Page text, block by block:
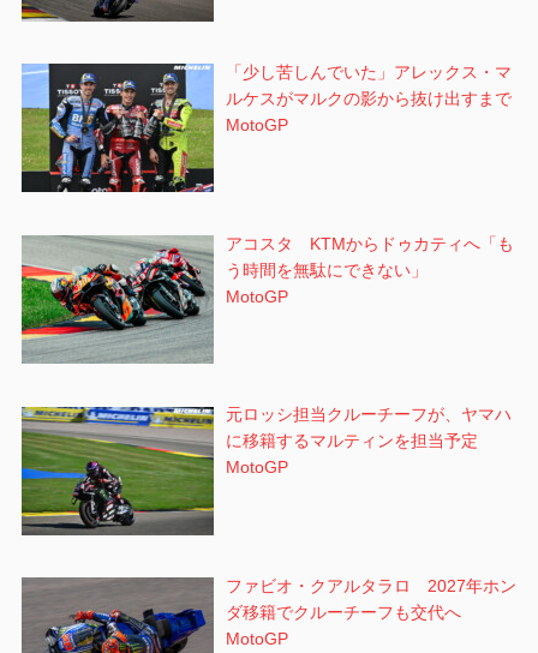
「少し苦しんでいた」アレックス・マ
ルケスがマルクの影から抜け出すまで
MotoGP
アコスタ KTMからドゥカティへ「も
う時間を無駄にできない」
MotoGP
元ロッシ担当クルーチーフが、ヤマハ
に移籍するマルティンを担当予定
MotoGP
ファビオ・クアルタラロ 2027年ホン
ダ移籍でクルーチーフも交代へ
MotoGP